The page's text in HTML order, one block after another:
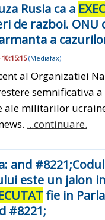
Rusia ca a
de razboi. ONU
a
(Mediafax)
al Organizatiei
semnificativa
ale militarilor
...continuare.
and #8221;Codul
este un jalon
fie in
#8221;